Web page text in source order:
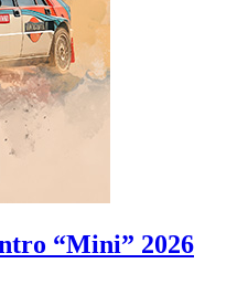
“Mini” 2026